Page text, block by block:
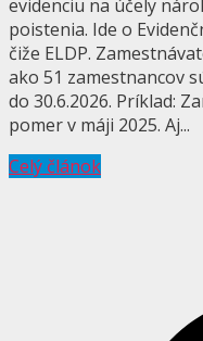
evidenciu na účely
poistenia. Ide o
čiže ELDP.
ako 51 zamestnancov
do 30.6.2026. Príklad:
pomer v máji 2025. Aj...
Celý článok